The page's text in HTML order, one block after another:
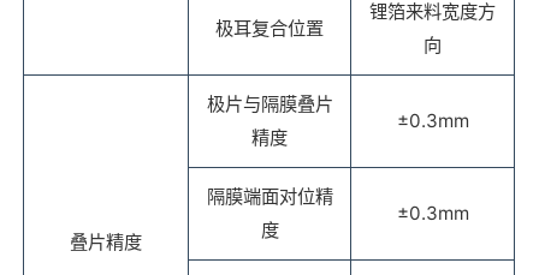
极耳复合位置
锂箔来料宽度方
向
叠片精度
极片与隔膜叠片
精度
±0.3mm
隔膜端面对位精
度
±0.3mm